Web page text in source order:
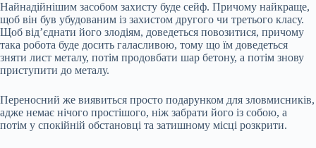
Найнадійнішим засобом захисту буде сейф. Причому найкраще,
щоб він був убудованим із захистом другого чи третього класу.
Щоб від’єднати його злодіям, доведеться повозитися, причому
така робота буде досить галасливою, тому що їм доведеться
зняти лист металу, потім продовбати шар бетону, а потім знову
приступити до металу.
Переносний же виявиться просто подарунком для зловмисників,
адже немає нічого простішого, ніж забрати його із собою, а
потім у спокійній обстановці та затишному місці розкрити.